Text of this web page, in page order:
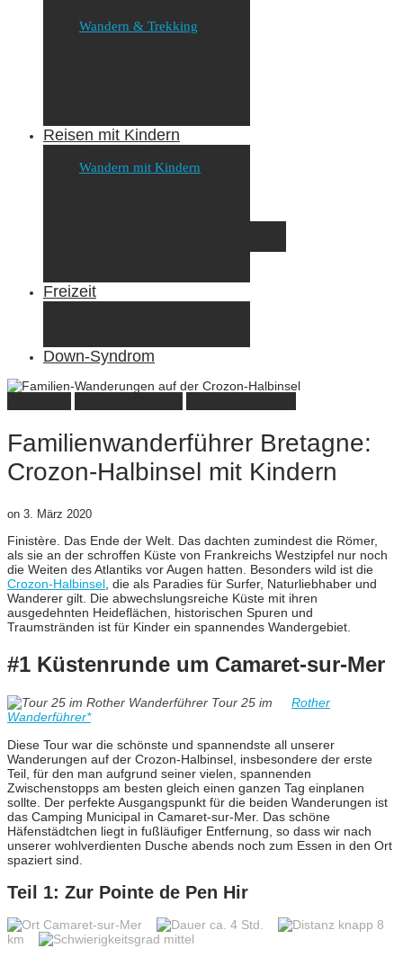
Wandern & Trekking
Reisen mit Kindern
Wandern mit Kindern
Freizeit
Down-Syndrom
Familienwanderführer Bretagne:
Crozon-Halbinsel mit Kindern
on 3. März 2020
Finistère. Das Ende der Welt. Das dachten zumindest die Römer,
als sie an der schroffen Küste von Frankreichs Westzipfel nur noch
die Weiten des Atlantiks vor Augen hatten. Besonders wild ist die
Crozon-Halbinsel, die als Paradies für Surfer, Naturliebhaber und
Wanderer gilt. Die abwechslungsreiche Küste mit ihren
ausgedehnten Heideflächen, historischen Spuren und
Traumstränden ist für Kinder ein spannendes Wandergebiet.
#1 Küstenrunde um Camaret-sur-Mer
Tour 25 im
Rother
Wanderführer*
Diese Tour war die schönste und spannendste all unserer
Wanderungen auf der Crozon-Halbinsel, insbesondere der erste
Teil, für den man aufgrund seiner vielen, spannenden
Zwischenstopps am besten gleich einen ganzen Tag einplanen
sollte. Der perfekte Ausgangspunkt für die beiden Wanderungen ist
das Camping Municipal in Camaret-sur-Mer. Das schöne
Häfenstädtchen liegt in fußläufiger Entfernung, so dass wir nach
unserer wohlverdienten Dusche abends noch zum Essen in den Ort
spaziert sind.
Teil 1: Zur Pointe de Pen Hir
Camaret-sur-Mer ca. 4 Std.
knapp 8
km
mittel